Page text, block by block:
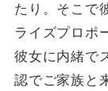
たり。そこで
ライズプロポ
彼女に内緒で
認でご家族と